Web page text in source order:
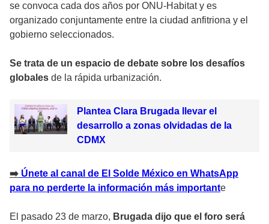
se convoca cada dos años por ONU-Habitat y es
organizado conjuntamente entre la ciudad anfitriona y el
gobierno seleccionados.
Se trata de un espacio de debate sobre los desafíos
globales de la rápida urbanización.
Plantea Clara Brugada llevar el
desarrollo a zonas olvidadas de la
CDMX
➡️ Únete al canal de El Solde México en WhatsApp
para no perderte la información más importante
El pasado 23 de marzo, Brugada dijo que el foro será